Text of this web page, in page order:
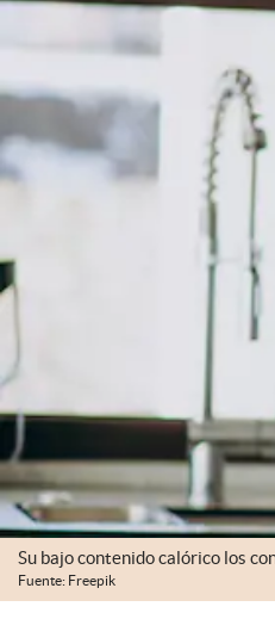
Su bajo contenido calórico los
Fuente: Freepik